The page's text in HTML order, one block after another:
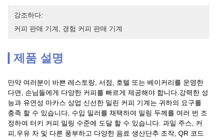
강조하다:
커피 판매 기계
경험 커피 판매 기계
제품 설명
만약 여러분이 바쁜 레스토랑, 서점, 호텔 또는 베이커리를 운영한
다면, 손님들에게 다양한 커피를 빠르게 제공해야 합니다.강력한 성
능과 유연성 마카스 상업 신선한 밀린 커피 기계는 귀하의 요구를
충족 할 수 있습니다, 수입 밀러를 채택하여 밀링 두께를 여러 번 조
정하여 터키 커피 밀링 수준에 도달 할 수 있습니다. 과일 주스, 커
피,우유 차 및 다른 풍부하고 다양한 음료 생산단추 조작, QR 코드